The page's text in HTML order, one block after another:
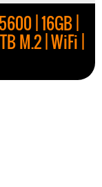
| 16GB |
M.2 | WiFi |